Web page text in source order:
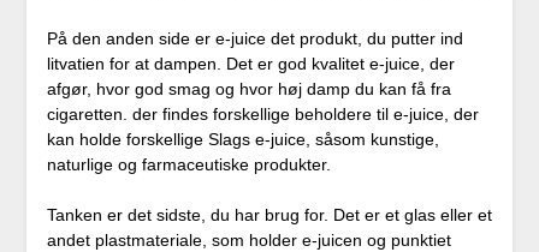
På den anden side er e-juice det produkt, du putter ind
litvatien for at dampen. Det er god kvalitet e-juice, der
afgør, hvor god smag og hvor høj damp du kan få fra
cigaretten. der findes forskellige beholdere til e-juice, der
kan holde forskellige Slags e-juice, såsom kunstige,
naturlige og farmaceutiske produkter.
Tanken er det sidste, du har brug for. Det er et glas eller et
andet plastmateriale, som holder e-juicen og punktiet